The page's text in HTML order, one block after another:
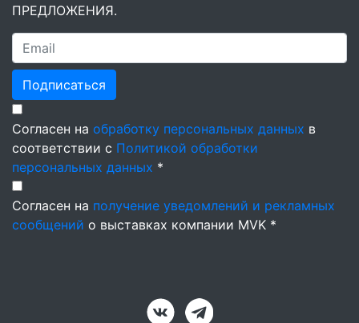
ПРЕДЛОЖЕНИЯ.
Подписаться
Согласен на обработку персональных данных в
соответствии с Политикой обработки
персональных данных *
Согласен на получение уведомлений и рекламных
сообщений о выставках компании MVK *